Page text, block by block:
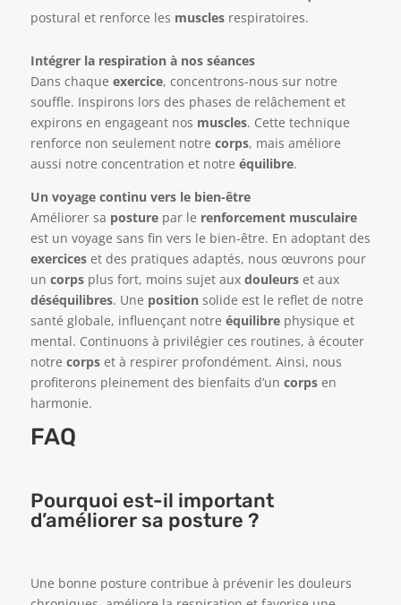
postural et renforce les musclesrespiratoires.
Intégrer la respiration à nos séances
Dans chaque exercice, concentrons-nous sur notre
souffle. Inspirons lors des phases de relâchement et
expirons en engageant nos muscles. Cette technique
renforce non seulement notre corps, mais améliore
aussi notre concentration et notre équilibre.
Un voyage continu vers le bien-être
Améliorer sa posturepar le renforcement musculaire
est un voyage sans fin vers le bien-être. En adoptant des
exerciceset des pratiques adaptés, nous œuvrons pour
un corpsplus fort, moins sujet aux douleurset aux
déséquilibres. Une position solide est le reflet de notre
santé globale, influençant notre équilibrephysique et
mental. Continuons à privilégier ces routines, à écouter
notre corpset à respirer profondément. Ainsi, nous
profiterons pleinement des bienfaits d’un corpsen
harmonie.
FAQ
Pourquoi est-il important
d’améliorer sa posture ?
Une bonne posture contribue à prévenir les douleurs